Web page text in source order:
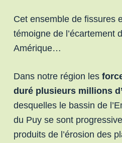
Cet ensemble de fissures
témoigne de l’écartement
Amérique…
Dans notre région les
duré plusieurs millions
desquelles le bassin de
du Puy se sont
produits de l’érosion des